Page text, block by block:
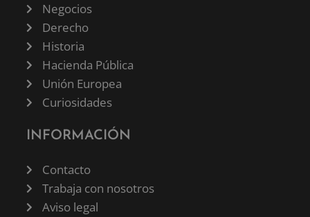
Negocios
Derecho
Historia
Hacienda Pública
Unión Europea
Curiosidades
INFORMACIÓN
Contacto
Trabaja con nosotros
Aviso legal